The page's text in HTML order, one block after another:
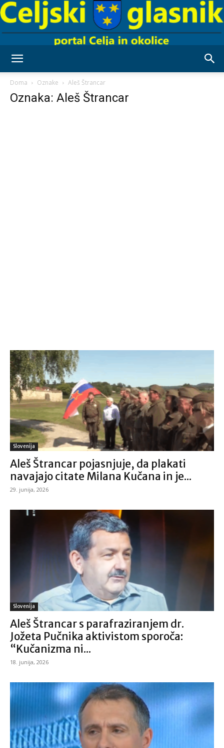
Doma Oznake Aleš Štrancar
Oznaka: Aleš Štrancar
Slovenija
Aleš Štrancar pojasnjuje, da plakati
navajajo citate Milana Kučana in je...
29. junija, 2026
Slovenija
Aleš Štrancar s parafraziranjem dr.
Jožeta Pučnika aktivistom sporoča:
“Kučanizma ni...
18. junija, 2026